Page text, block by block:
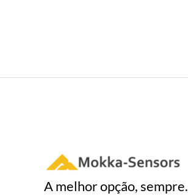
A melhor opção, sempre.